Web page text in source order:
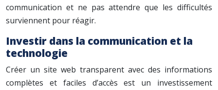
communication et ne pas attendre que les difficultés
surviennent pour réagir.
Investir dans la communication et la
technologie
Créer un site web transparent avec des informations
complètes et faciles d’accès est un investissement